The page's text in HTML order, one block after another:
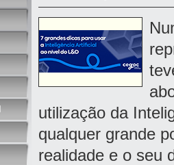
utilização da
qualquer grande
realidade e o seu